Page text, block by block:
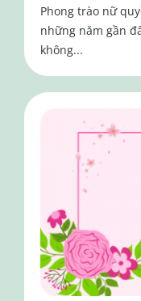
Phong trào nữ
những năm gần
không...